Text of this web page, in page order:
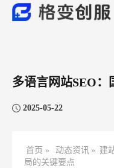
多语言网站SEO：
2025-05-22
首页 » 动态资讯 » 建
局的关键要点